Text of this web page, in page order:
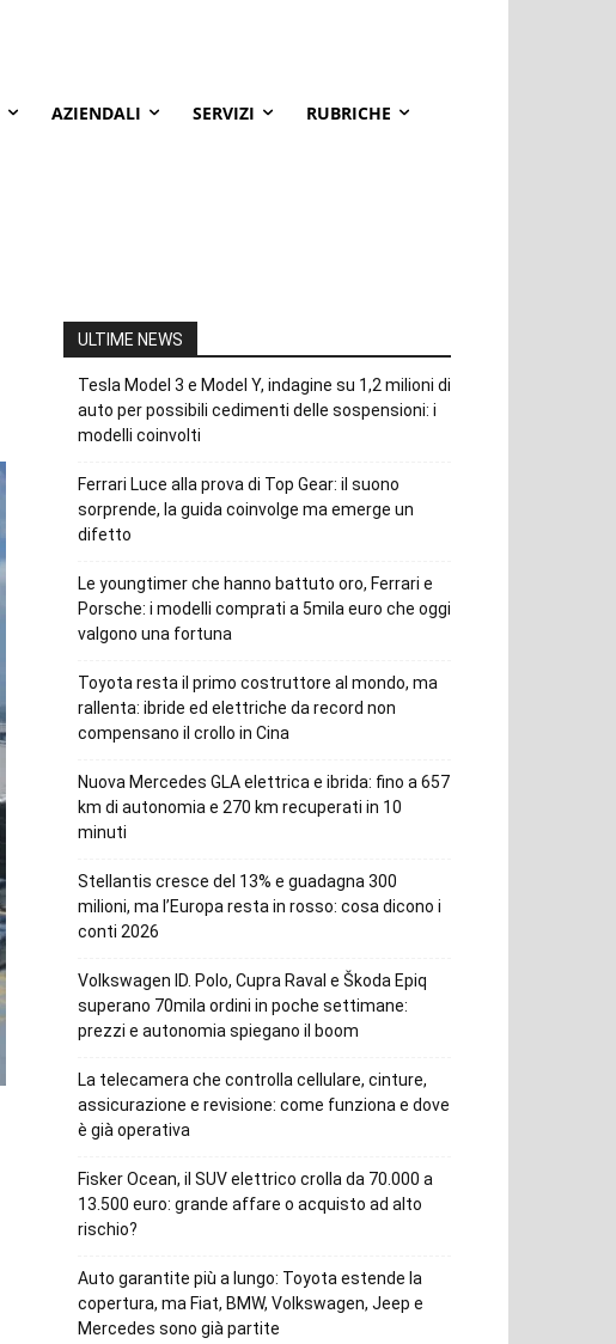
AZIENDALI SERVIZI RUBRICHE
ULTIME NEWS
Tesla Model 3 e Model Y, indagine su 1,2 milioni di
auto per possibili cedimenti delle sospensioni: i
modelli coinvolti
Ferrari Luce alla prova di Top Gear: il suono
sorprende, la guida coinvolge ma emerge un
difetto
Le youngtimer che hanno battuto oro, Ferrari e
Porsche: i modelli comprati a 5mila euro che oggi
valgono una fortuna
Toyota resta il primo costruttore al mondo, ma
rallenta: ibride ed elettriche da record non
compensano il crollo in Cina
Nuova Mercedes GLA elettrica e ibrida: fino a 657
km di autonomia e 270 km recuperati in 10
minuti
Stellantis cresce del 13% e guadagna 300
milioni, ma l’Europa resta in rosso: cosa dicono i
conti 2026
Volkswagen ID. Polo, Cupra Raval e Škoda Epiq
superano 70mila ordini in poche settimane:
prezzi e autonomia spiegano il boom
La telecamera che controlla cellulare, cinture,
assicurazione e revisione: come funziona e dove
è già operativa
Fisker Ocean, il SUV elettrico crolla da 70.000 a
13.500 euro: grande affare o acquisto ad alto
rischio?
Auto garantite più a lungo: Toyota estende la
copertura, ma Fiat, BMW, Volkswagen, Jeep e
Mercedes sono già partite